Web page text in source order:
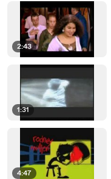
2:43
1:31
4:47